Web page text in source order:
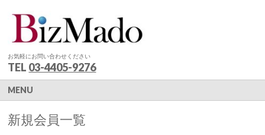
お気軽にお問い合わせください
TEL 03-4405-9276
MENU
新規会員一覧